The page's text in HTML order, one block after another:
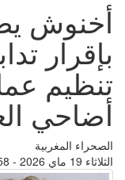
أخنوش
بإقرار
تنظيم
أضاحي
الصحراء المغربية
الثلاثاء 19 ماي 2026 - 10:58